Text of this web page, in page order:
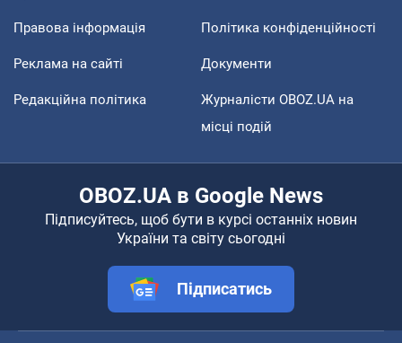
Правова інформація Політика конфіденційності
Реклама на сайті Документи
Редакційна політика
Журналісти OBOZ.UA на
місці подій
OBOZ.UA в Google News
Підписуйтесь, щоб бути в курсі останніх новин
України та світу сьогодні
Підписатись